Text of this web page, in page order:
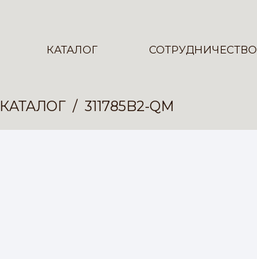
КАТАЛОГ СОТРУДНИЧЕСТВО
КАТАЛОГ 311785B2-QM